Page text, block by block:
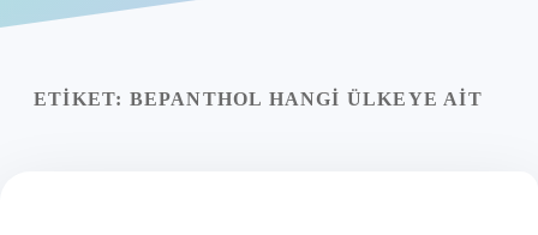
Yasal Uyarı
ETIKET: BEPANTHOL HANGI ÜLKEYE AIT